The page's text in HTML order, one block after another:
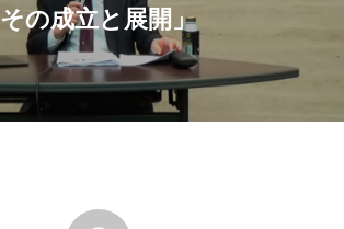
その成立と展開」